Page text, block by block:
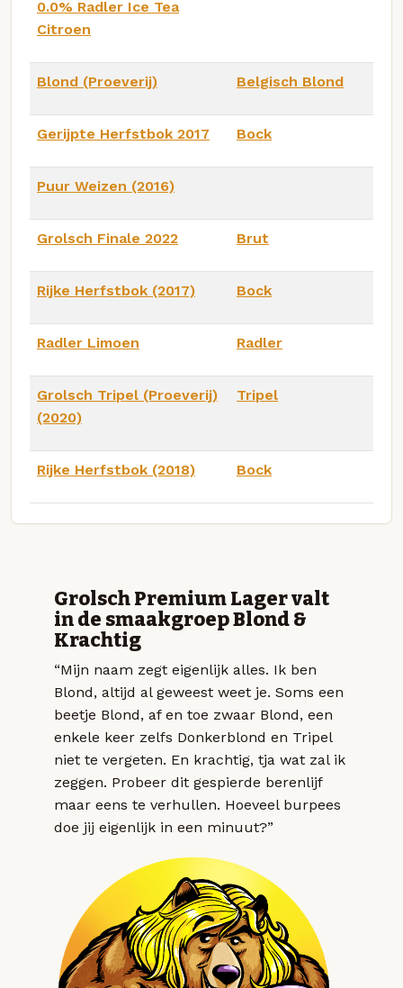
0.0% Radler Ice Tea
Citroen
Blond (Proeverij) Belgisch Blond
Gerijpte Herfstbok 2017 Bock
Puur Weizen (2016)
Grolsch Finale 2022 Brut
Rijke Herfstbok (2017) Bock
Radler Limoen Radler
Grolsch Tripel (Proeverij)
(2020)
Tripel
Rijke Herfstbok (2018) Bock
Grolsch Premium Lager valt
in de smaakgroep Blond &
Krachtig
“Mijn naam zegt eigenlijk alles. Ik ben
Blond, altijd al geweest weet je. Soms een
beetje Blond, af en toe zwaar Blond, een
enkele keer zelfs Donkerblond en Tripel
niet te vergeten. En krachtig, tja wat zal ik
zeggen. Probeer dit gespierde berenlijf
maar eens te verhullen. Hoeveel burpees
doe jij eigenlijk in een minuut?”